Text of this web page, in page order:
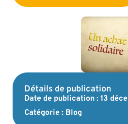
Détails de publication
Date de publication : 13
Catégorie : Blog